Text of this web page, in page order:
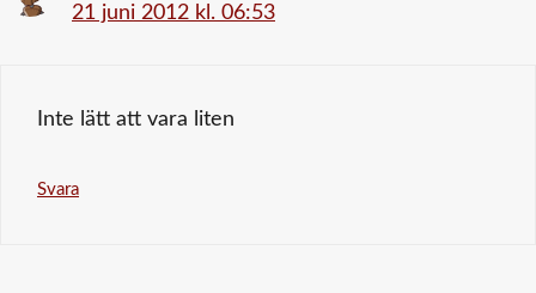
21 juni 2012 kl. 06:53
Inte lätt att vara liten
Svara